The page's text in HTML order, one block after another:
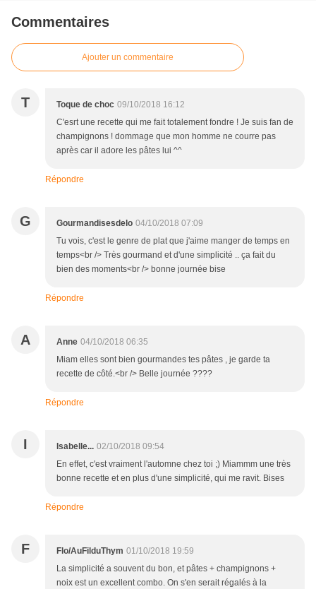
Commentaires
Ajouter un commentaire
T Toque de choc 09/10/2018 16:12
C'esrt une recette qui me fait totalement fondre ! Je suis fan de
champignons ! dommage que mon homme ne courre pas
après car il adore les pâtes lui ^^
Répondre
G Gourmandisesdelo 04/10/2018 07:09
Tu vois, c'est le genre de plat que j'aime manger de temps en
temps<br /> Très gourmand et d'une simplicité .. ça fait du
bien des moments<br /> bonne journée bise
Répondre
A Anne 04/10/2018 06:35
Miam elles sont bien gourmandes tes pâtes , je garde ta
recette de côté.<br /> Belle journée ????
Répondre
I Isabelle... 02/10/2018 09:54
En effet, c'est vraiment l'automne chez toi ;) Miammm une très
bonne recette et en plus d'une simplicité, qui me ravit. Bises
Répondre
F Flo/AuFilduThym 01/10/2018 19:59
La simplicité a souvent du bon, et pâtes + champignons +
noix est un excellent combo. On s'en serait régalés à la